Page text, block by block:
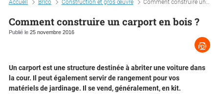
Accueil Brico Construction et gros œuvre Comment construire un carport en bois ?
Comment construire un carport en bois ?
Publié le 25 novembre 2016
Un carport est une structure destinée à abriter une voiture dans
la cour. Il peut également servir de rangement pour vos
matériels de jardinage. Il se vend, généralement, en kit.